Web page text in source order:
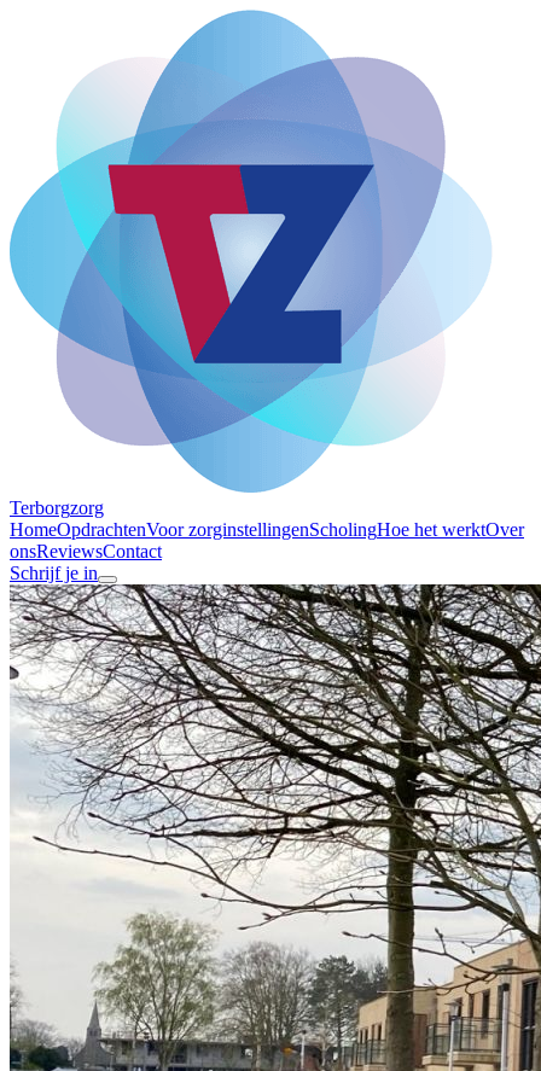
Terborgzorg
HomeOpdrachtenVoor zorginstellingenScholingHoe het werktOver
onsReviewsContact
Schrijf je in